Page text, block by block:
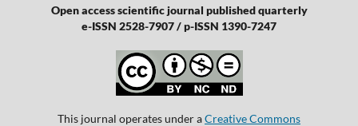
Open access scientific journal published quarterly
e-ISSN 2528-7907 / p-ISSN 1390-7247
This journal operates under aCreative Commons